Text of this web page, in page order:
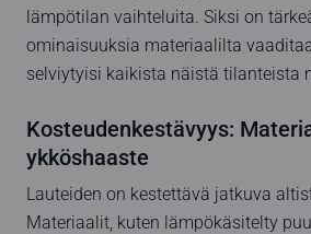
lämpötilan vaihteluita. Siksi on
ominaisuuksia materiaalilta
selviytyisi kaikista näistä tilanteista
Kosteudenkestävyys:
ykköshaaste
Lauteiden on kestettävä jatkuva
Materiaalit, kuten lämpökäsitelty